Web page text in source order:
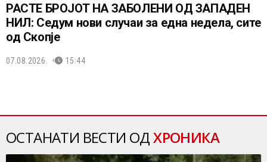
РАСТЕ БРОЈОТ НА ЗАБОЛЕНИ ОД ЗАПАДЕН
НИЛ: Седум нови случаи за една недела, сите
од Скопје
07.08.2026. 15:44
ОСТАНАТИ ВЕСТИ ОДХРОНИКА